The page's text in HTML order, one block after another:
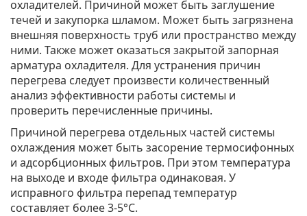
охладителей. Причиной может быть заглушение
течей и закупорка шламом. Может быть загрязнена
внешняя поверхность труб или пространство между
ними. Также может оказаться закрытой запорная
арматура охладителя. Для устранения причин
перегрева следует произвести количественный
анализ эффективности работы системы и
проверить перечисленные причины.
Причиной перегрева отдельных частей системы
охлаждения может быть засорение термосифонных
и адсорбционных фильтров. При этом температура
на выходе и входе фильтра одинаковая. У
исправного фильтра перепад температур
составляет более 3-5°С.